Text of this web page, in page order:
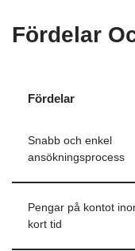
Fördelar
Fördelar
Snabb och enkel
ansökningsprocess
Pengar på kontot
kort tid